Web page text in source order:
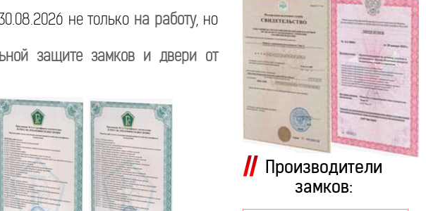
не только на работу, но
защите замков и двери от
Производители
замков: